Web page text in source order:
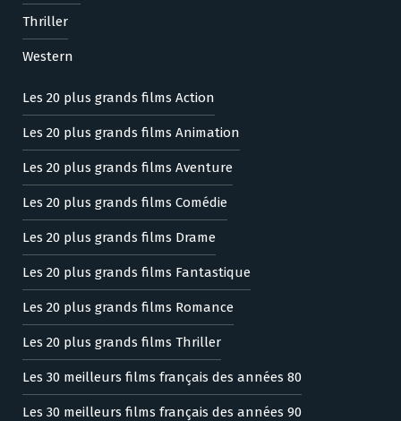
Thriller
Western
Les 20 plus grands films Action
Les 20 plus grands films Animation
Les 20 plus grands films Aventure
Les 20 plus grands films Comédie
Les 20 plus grands films Drame
Les 20 plus grands films Fantastique
Les 20 plus grands films Romance
Les 20 plus grands films Thriller
Les 30 meilleurs films français des années 80
Les 30 meilleurs films français des années 90